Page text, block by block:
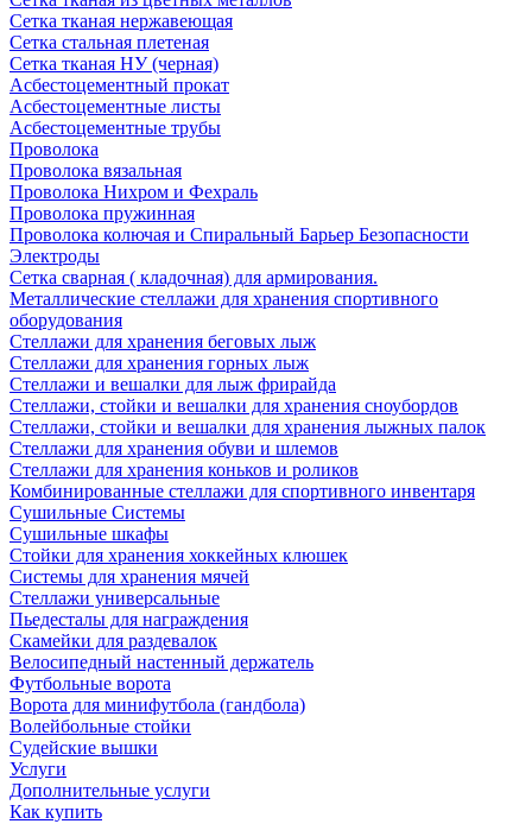
Сетка тканая нержавеющая
Сетка стальная плетеная
Сетка тканая НУ (черная)
Асбестоцементный прокат
Асбестоцементные листы
Асбестоцементные трубы
Проволока
Проволока вязальная
Проволока Нихром и Фехраль
Проволока пружинная
Проволока колючая и Спиральный Барьер Безопасности
Электроды
Сетка сварная ( кладочная) для армирования.
Металлические стеллажи для хранения спортивного
оборудования
Стеллажи для хранения беговых лыж
Стеллажи для хранения горных лыж
Стеллажи и вешалки для лыж фрирайда
Стеллажи, стойки и вешалки для хранения сноубордов
Стеллажи, стойки и вешалки для хранения лыжных палок
Стеллажи для хранения обуви и шлемов
Стеллажи для хранения коньков и роликов
Комбинированные стеллажи для спортивного инвентаря
Сушильные Системы
Сушильные шкафы
Стойки для хранения хоккейных клюшек
Системы для хранения мячей
Стеллажи универсальные
Пьедесталы для награждения
Скамейки для раздевалок
Велосипедный настенный держатель
Футбольные ворота
Ворота для минифутбола (гандбола)
Волейбольные стойки
Судейские вышки
Услуги
Дополнительные услуги
Как купить